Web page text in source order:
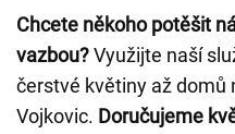
Chcete někoho potěšit
vazbou?Využijte naší
čerstvé květiny až domů
Vojkovic. Doručujeme